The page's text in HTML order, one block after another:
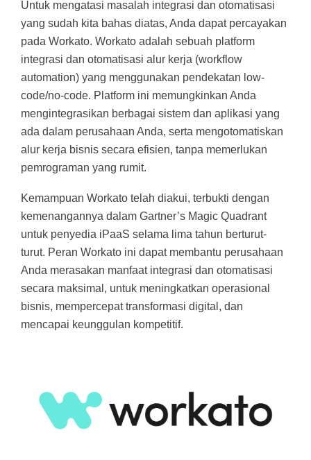
Untuk mengatasi masalah integrasi dan otomatisasi
yang sudah kita bahas diatas, Anda dapat percayakan
pada Workato. Workato adalah sebuah platform
integrasi dan otomatisasi alur kerja (workflow
automation) yang menggunakan pendekatan low-
code/no-code. Platform ini memungkinkan Anda
mengintegrasikan berbagai sistem dan aplikasi yang
ada dalam perusahaan Anda, serta mengotomatiskan
alur kerja bisnis secara efisien, tanpa memerlukan
pemrograman yang rumit.
Kemampuan Workato telah diakui, terbukti dengan
kemenangannya dalam Gartner’s Magic Quadrant
untuk penyedia iPaaS selama lima tahun berturut-
turut. Peran Workato ini dapat membantu perusahaan
Anda merasakan manfaat integrasi dan otomatisasi
secara maksimal, untuk meningkatkan operasional
bisnis, mempercepat transformasi digital, dan
mencapai keunggulan kompetitif.